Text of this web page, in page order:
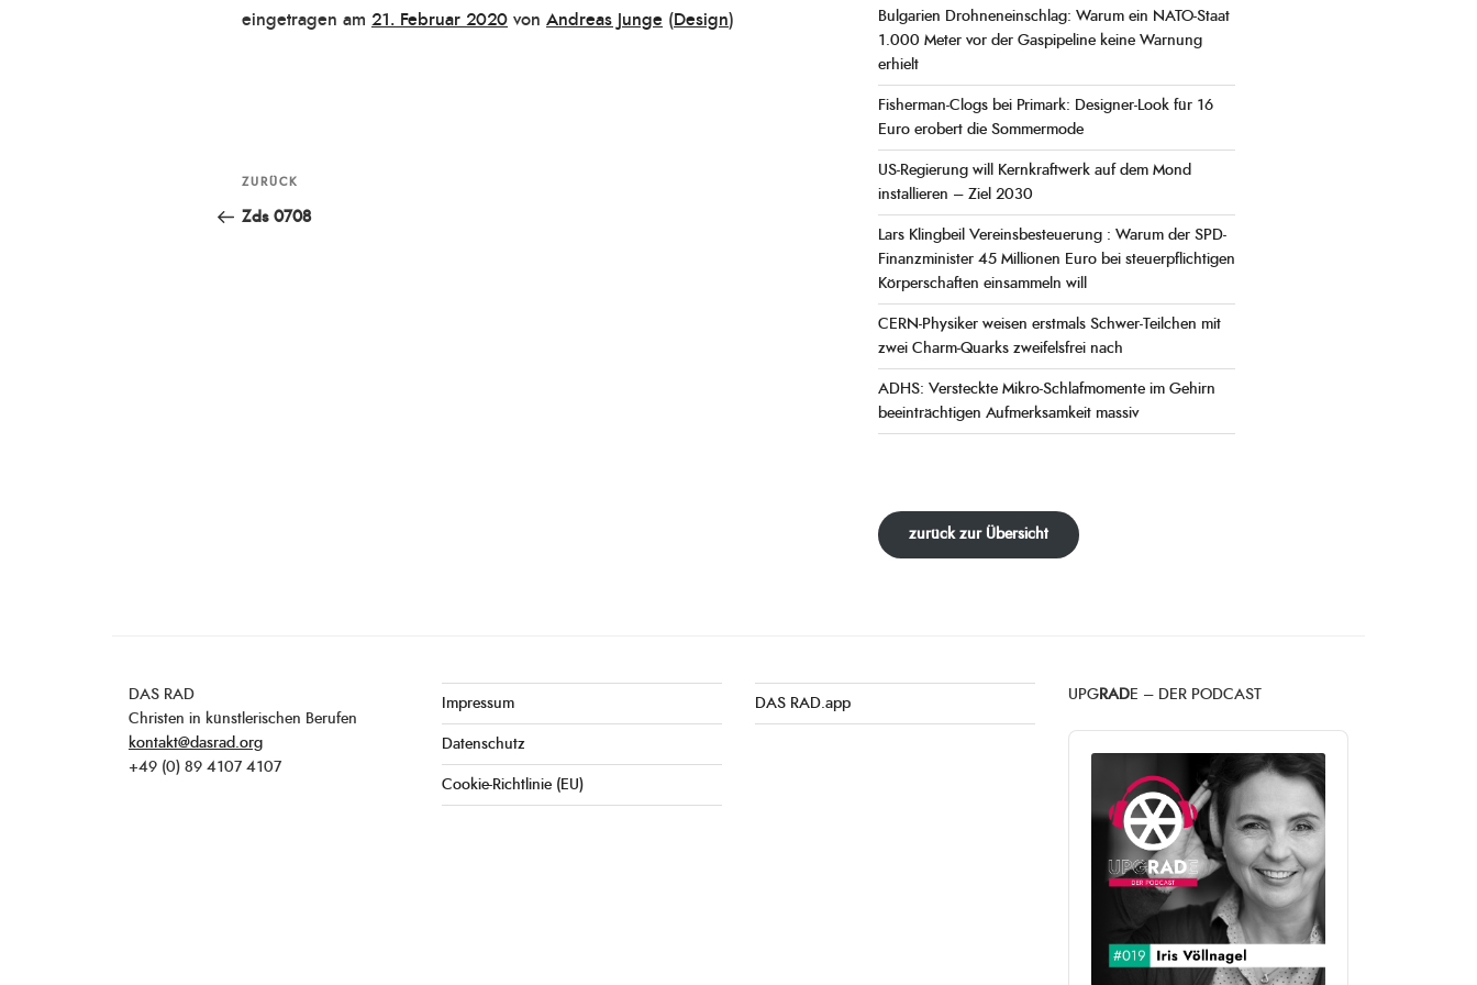
eingetragen am Veröffentlicht
21. Februar 2020 von Andreas Junge ( Design)
Beitragsnavigation
Vorheriger
Beitrag
ZURÜCK
Zds 0708
Bulgarien Drohneneinschlag: Warum ein NATO-Staat
1.000 Meter vor der Gaspipeline keine Warnung
erhielt
Fisherman-Clogs bei Primark: Designer-Look für 16
Euro erobert die Sommermode
US-Regierung will Kernkraftwerk auf dem Mond
installieren – Ziel 2030
Lars Klingbeil Vereinsbesteuerung : Warum der SPD-
Finanzminister 45 Millionen Euro bei steuerpflichtigen
Körperschaften einsammeln will
CERN-Physiker weisen erstmals Schwer-Teilchen mit
zwei Charm-Quarks zweifelsfrei nach
ADHS: Versteckte Mikro-Schlafmomente im Gehirn
beeinträchtigen Aufmerksamkeit massiv
zurück zur Übersicht
DAS RAD
Christen in künstlerischen Berufen
kontakt@dasrad.org
+49 (0) 89 4107 4107
Impressum
Datenschutz
Cookie-Richtlinie (EU)
DAS RAD.app
UPG RADE – DER PODCAST
Audio
Player